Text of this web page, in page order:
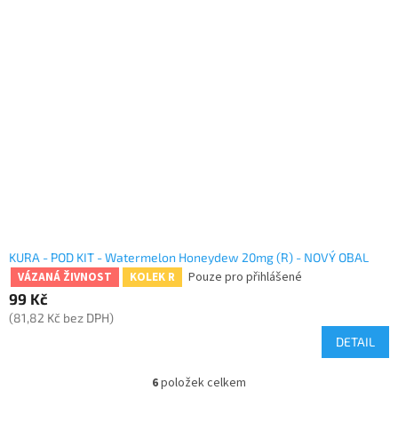
KURA - POD KIT - Watermelon Honeydew 20mg (R) - NOVÝ OBAL
VÁZANÁ ŽIVNOST KOLEK R
Pouze pro přihlášené
99 Kč
(81,82 Kč bez DPH)
DETAIL
O
6položek celkem